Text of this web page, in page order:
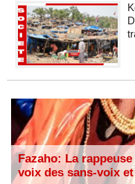
Fazaho: La
voix des sans-voix